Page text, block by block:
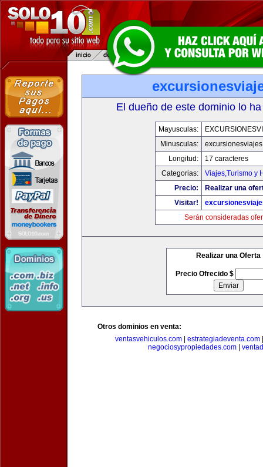
El dueño de este dominio lo
Mayusculas:
Minusculas:
Longitud:
17 caracteres
Categorias:
Viajes,Turismo y
Precio:
Realizar una
Visitar!
Serán consideradas
Realizar una Oferta
Precio Ofrecido $
Otros dominios en venta:
ventasvehiculos.com
estrategiadeventa.com
negociosypropiedades.com